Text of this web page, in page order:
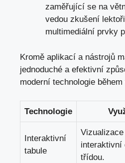
zaměřující se na
vedou zkušení lektoři
multimediální ‌prvky
Kromě aplikací a nástrojů
jednoduché a efektivní
moderní​ technologie
Technologie
Interaktivní
tabule
interaktivní
⁣třídou.